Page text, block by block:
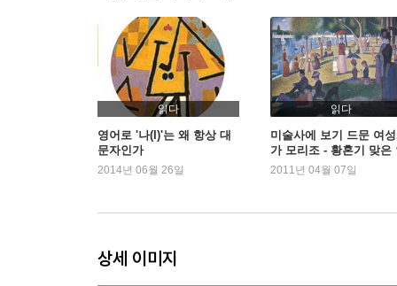
고집스런 완벽주의와 여성 혐오 성향을 가진 드가
파리의 사교계를 사로잡은 여인, 모리조
가난한 삶을 살아야 했던 모네와 그의 아내 카미유
리얼리즘에 가장 충실했던 인상파 화가, 피사로
인상파에서 가장 특이한 성격의 화가, 세잔
최초의 인상파 후원자이자 화가였던 카유보트
미술 공부를 위해 파리에 온 미국인 여성, 커샛
프랑스에서 활동한 영국 출신의 화가, 시슬레
전쟁을 피해 런던으로 간 모네
읽다
영어로 '나(I)'는 왜 항상 대
문자인가
2014년 06월 26일
읽다
미술사에 보기 드문 여
가 모리조 - 황혼기 맞은
상주의
2011년 04월 07일
상세 이미지